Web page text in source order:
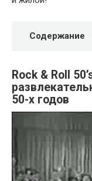
Содержание
Rock & Roll
50-х годов